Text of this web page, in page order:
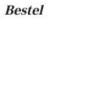
Bestel